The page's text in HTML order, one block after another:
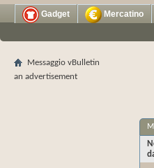
Gadget Mercatino
Messaggio vBulletin
an advertisement